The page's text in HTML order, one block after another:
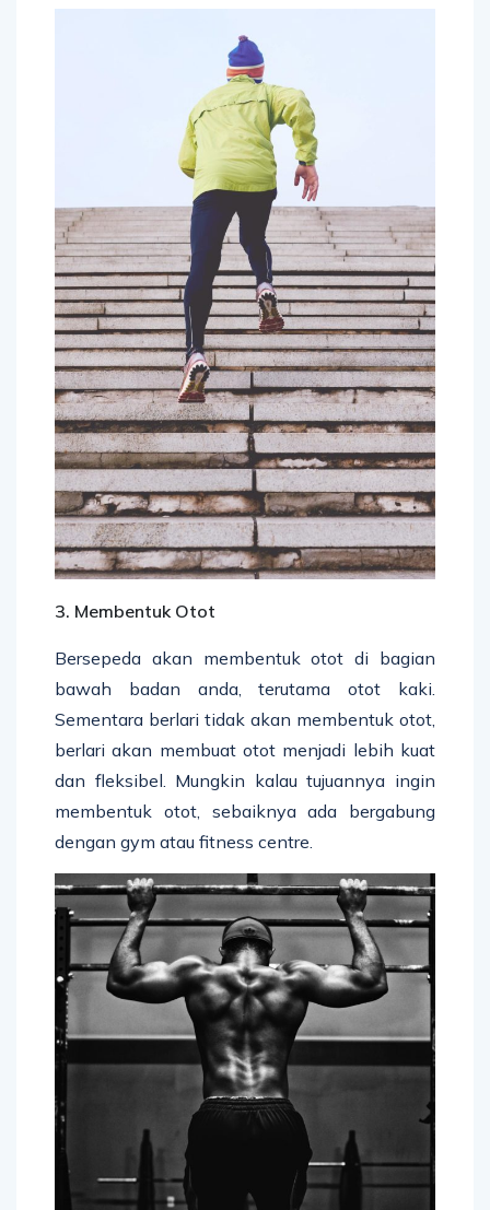
3. Membentuk Otot
Bersepeda akan membentuk otot di bagian
bawah badan anda, terutama otot kaki.
Sementara berlari tidak akan membentuk otot,
berlari akan membuat otot menjadi lebih kuat
dan fleksibel. Mungkin kalau tujuannya ingin
membentuk otot, sebaiknya ada bergabung
dengan gym atau fitness centre.